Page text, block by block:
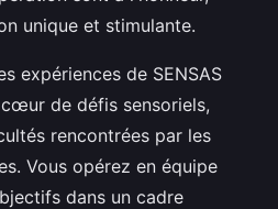
unique et stimulante.
expériences de SENSAS
de défis sensoriels,
rencontrées par les
Vous opérez en équipe
dans un cadre